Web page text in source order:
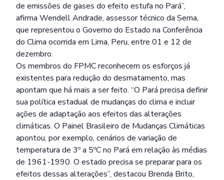
de emissões de gases do efeito estufa no Pará”,
afirma Wendell Andrade, assessor técnico da Sema,
que representou o Governo do Estado na Conferência
do Clima ocorrida em Lima, Peru, entre 01 e 12 de
dezembro.
Os membros do FPMC reconhecem os esforços já
existentes para redução do desmatamento, mas
apontam que há mais a ser feito. “O Pará precisa definir
sua política estadual de mudanças do clima e incluir
ações de adaptação aos efeitos das alterações
climáticas. O Painel Brasileiro de Mudanças Climáticas
apontou, por exemplo, cenários de variação de
temperatura de 3º a 5ºC no Pará em relação às médias
de 1961-1990. O estado precisa se preparar para os
efeitos dessas alterações”, destacou Brenda Brito,